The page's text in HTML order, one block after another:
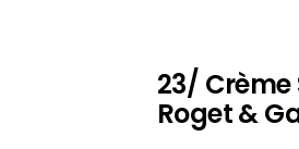
23/ Crème
Roget &